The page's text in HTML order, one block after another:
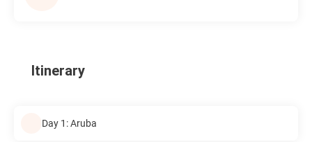
Itinerary
Day 1: Aruba